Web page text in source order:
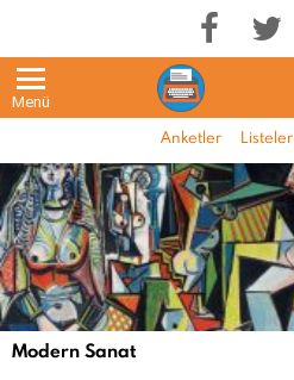
Menü
Anketler Listeler
EN
YENI
İÇERIKLER
Modern Sanat